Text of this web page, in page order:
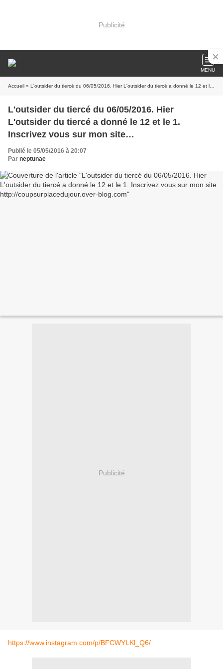
Publicité
MENU
Accueil » L'outsider du tiercé du 06/05/2016. Hier L'outsider du tiercé a donné le 12 et le 1. Inscrivez vous sur mon site http://coupsurplacedujour.over-blog.com
L'outsider du tiercé du 06/05/2016. Hier
L'outsider du tiercé a donné le 12 et le 1.
Inscrivez vous sur mon site
http://coupsurplacedujour.over-blog.com
Publié le 05/05/2016 à 20:07
Par neptunae
Publicité
https://www.instagram.com/p/BFCWYLKl_Q6/